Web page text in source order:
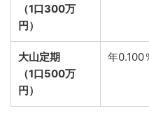
（1口300万
円）
大山定期
（1口500万
円）
年0.100